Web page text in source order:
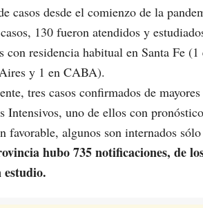
casos desde el comienzo de la
130 fueron atendidos y
con residencia habitual en Santa Fe
y 1 en CABA).
tres casos confirmados de
Intensivos, uno de ellos con
favorable, algunos son internados
hubo 735 notificaciones, de
estudio.